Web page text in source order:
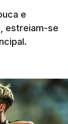
e
estreiam-se